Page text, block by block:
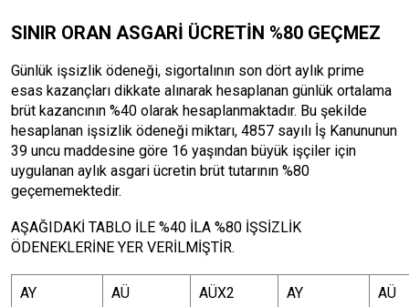
SINIR ORAN ASGARİ ÜCRETİN %80 GEÇMEZ
Günlük işsizlik ödeneği, sigortalının son dört aylık prime
esas kazançları dikkate alınarak hesaplanan günlük ortalama
brüt kazancının %40 olarak hesaplanmaktadır. Bu şekilde
hesaplanan işsizlik ödeneği miktarı, 4857 sayılı İş Kanununun
39 uncu maddesine göre 16 yaşından büyük işçiler için
uygulanan aylık asgari ücretin brüt tutarının %80
geçememektedir.
AŞAĞIDAKİ TABLO İLE %40 İLA %80 İŞSİZLİK
ÖDENEKLERİNE YER VERİLMİŞTİR.
AY AÜ AÜX2 AY AÜ